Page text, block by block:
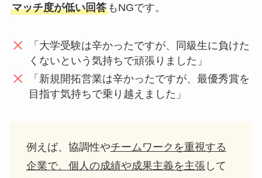
マッチ度が低い回答もNGです。
「大学受験は辛かったですが、同級生に負けた
くないという気持ちで頑張りました」
「新規開拓営業は辛かったですが、最優秀賞を
目指す気持ちで乗り越えました」
例えば、協調性やチームワークを重視する
企業で、個人の成績や成果主義を主張 して